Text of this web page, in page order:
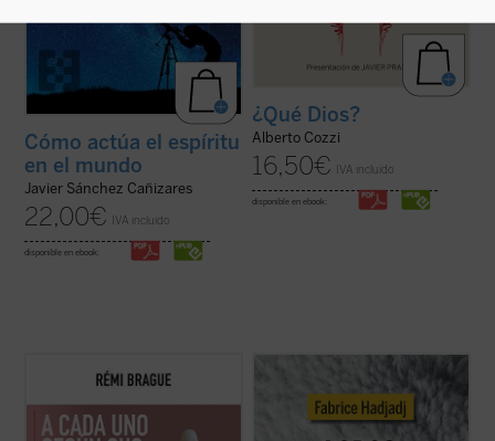
Cómo actúa el espíritu
en el mundo
Javier Sánchez Cañizares
22,00€ IVA incluido
disponible en ebook:
¿Qué Dios?
Alberto Cozzi
16,50€ IVA incluido
disponible en ebook:
Este «pequeño tratado» es la continuación
de los estudios emblemáticos de Rémi
una sucesión de breves capítulos expone
una teoría de la Providencia divina en la que
lobos se disfrazan de corderos». Una
denuncia de la mentira, la impostura y la
credulidad. Un alegato a favor de la fe. Un